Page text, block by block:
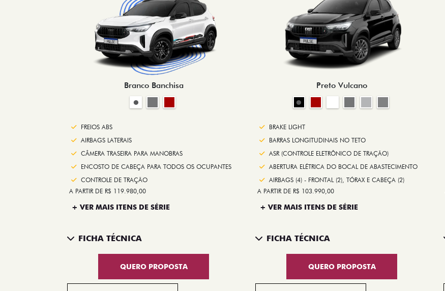
Branco Banchisa
FREIOS ABS
AIRBAGS LATERAIS
CÂMERA TRASEIRA PARA MANOBRAS
ENCOSTO DE CABEÇA PARA TODOS OS OCUPANTES
CONTROLE DE TRAÇÃO
A PARTIR DE R$ 119.980,00
+ VER MAIS ITENS DE SÉRIE
FICHA TÉCNICA
QUERO PROPOSTA
Preto Vulcano
BRAKE LIGHT
BARRAS LONGITUDINAIS NO TETO
ASR (CONTROLE ELETRÔNICO DE TRAÇÃO)
ABERTURA ELÉTRICA DO BOCAL DE ABASTECIMENTO
AIRBAGS (4) - FRONTAL (2), TÓRAX E CABEÇA (2)
A PARTIR DE R$ 103.990,00
+ VER MAIS ITENS DE SÉRIE
FICHA TÉCNICA
QUERO PROPOSTA